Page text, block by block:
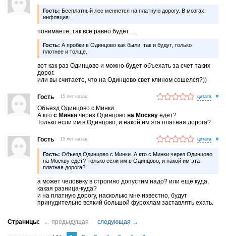
Гость: Бесплатный лес меняется на платную дорогу. В мозгах
инфляция.
понимаете, так все равно будет…
Гость: А пробки в Одинцово как были, так и будут, только
плотнее и толще.
вот как раз Одинцово и можно будет объехать за счет таких
дорог.
или вы считаете, что на Одинцово свет клином сошелся?))
Гость 15 лет назад #
Объезд Одинцово с Минки.
А ктос Минки через Одинцовона Москву едет?
Только если им в Одинцово, и накой им эта платная дорога?
Гость 15 лет назад #
Гость: Объезд Одинцово с Минки. А кто с Минки через Одинцово
на Москву едет? Только если им в Одинцово, и накой им эта
платная дорога?
а может человеку в строгино допустим надо? или еще куда,
какая разница-куда?
и на платную дорогу, насколько мне известно, будут
принудительно всякий большой фурохлам заставлять ехать.